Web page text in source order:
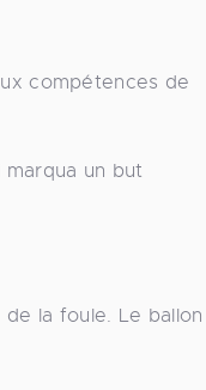
compétences de
un but
la foule. Le ballon